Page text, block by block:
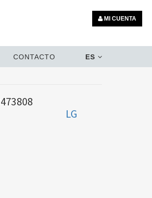
MI CUENTA
CONTACTO ES
LG